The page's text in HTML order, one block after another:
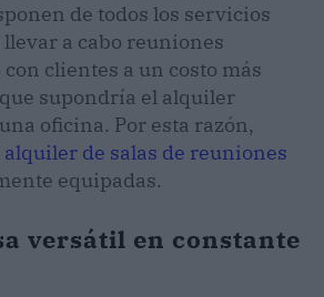
de todos los servicios
a cabo reuniones
clientes a un costo más
supondría el alquiler
oficina. Por esta razón,
alquiler de salas de reuniones
equipadas.
versátil en constante